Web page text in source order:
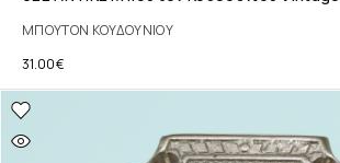
ΜΠΟΥΤΟΝ ΚΟΥΔΟΥΝΙΟΥ
31.00€